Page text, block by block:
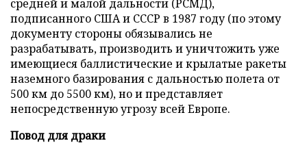
средней и малой дальности (РСМД),
подписанного США и СССР в 1987 году (по этому
документу стороны обязывались не
разрабатывать, производить и уничтожить уже
имеющиеся баллистические и крылатые ракеты
наземного базирования с дальностью полета от
500 км до 5500 км), но и представляет
непосредственную угрозу всей Европе.
Повод для драки